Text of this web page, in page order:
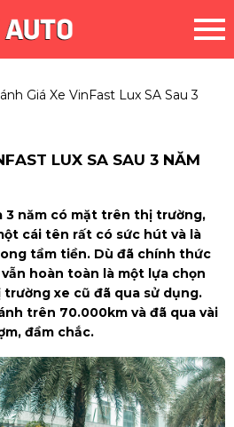
Giá Xe VinFast Lux SA Sau 3
LUX SA SAU 3 NĂM
3 năm có mặt trên thị trường,
cái tên rất có sức hút và là
tầm tiền. Dù đã chính thức
hoàn toàn là một lựa chọn
xe cũ đã qua sử dụng.
trên 70.000km và đã qua vài
đầm chắc.